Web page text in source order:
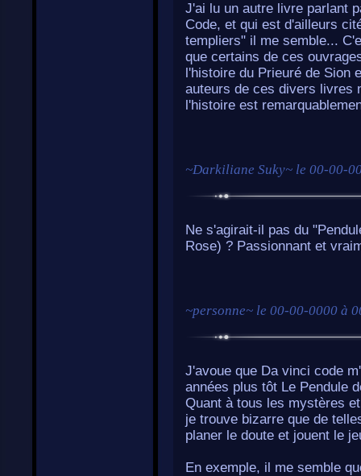
J'ai lu un autre livre parlant
Code, et qui est d'ailleurs
templiers" il me semble...
que certains de ces
l'histoire du Prieuré de Sion
auteurs de ces divers livres
l'histoire est
~Darkiliane Suky~ le 00-00-
Ne s'agirait-il pas du
Rose) ? Passionnant et
~personne~ le 00-00-0000 à
J'avoue que Da vinci code
années plus tôt Le Pendule
Quant à tous les mystères
je trouve bizarre que de
planer le doute et jouent le
En exemple, il me semble